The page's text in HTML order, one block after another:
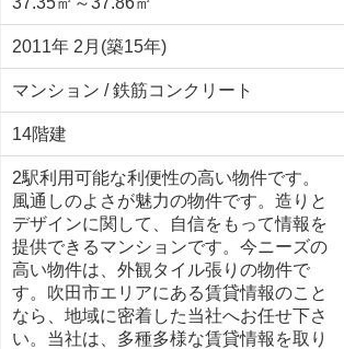
2011年 2月(築15年)
マンション / 鉄筋コンクリート
14階建
2駅利用可能な利便性の高い物件です。
風通しのよさが魅力の物件です。造りと
デザインに関して、自信をもって情報を
提供できるマンションです。今ニーズの
高い物件は、外観タイル張りの物件で
す。吹田市エリアにある賃貸情報のこと
なら、地域に密着した当社へお任せ下さ
い。当社は、多種多様な賃貸情報を取り